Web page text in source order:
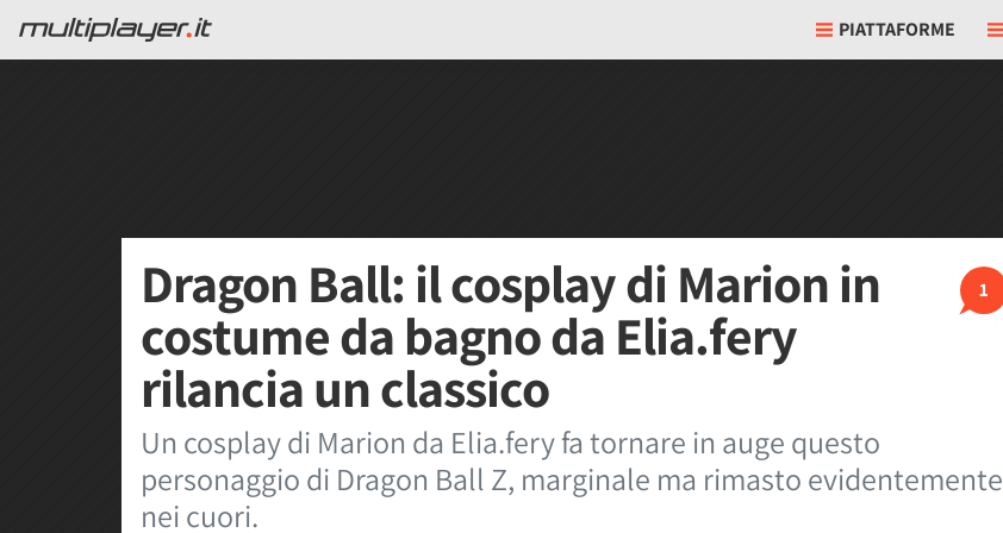
PIATTAFORME
1
Dragon Ball: il cosplay di Marion in
costume da bagno da Elia.fery
rilancia un classico
Un cosplay di Marion da Elia.fery fa tornare in auge questo
personaggio di Dragon Ball Z, marginale ma rimasto evidentemente
nei cuori.